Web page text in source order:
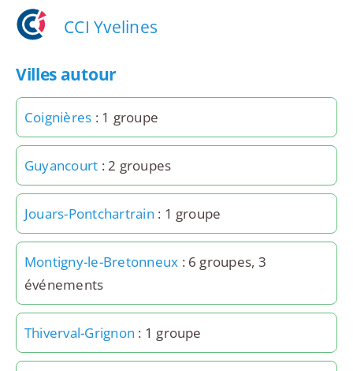
CCI Yvelines
Villes autour
Coignières : 1 groupe
Guyancourt : 2 groupes
Jouars-Pontchartrain : 1 groupe
Montigny-le-Bretonneux : 6 groupes, 3
événements
Thiverval-Grignon : 1 groupe